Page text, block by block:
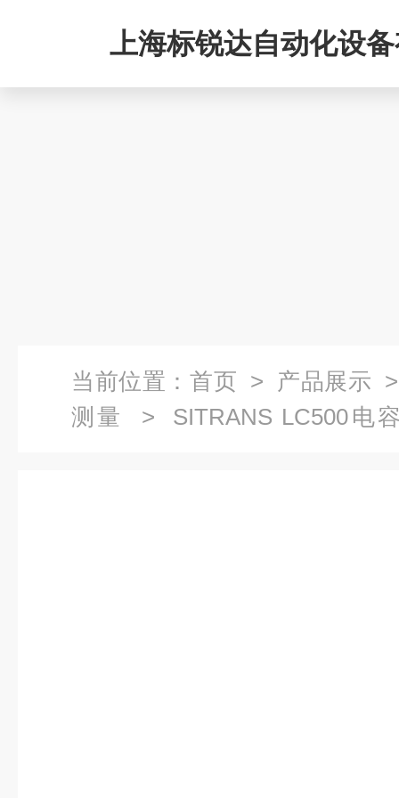
上海标锐达自动化设
当前位置： 首页 > 产品展示
测量
> SITRANS LC500电